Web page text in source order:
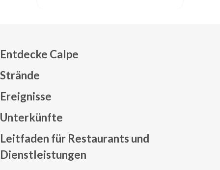
Entdecke Calpe
Strände
Ereignisse
Unterkünfte
Leitfaden für Restaurants und
Dienstleistungen